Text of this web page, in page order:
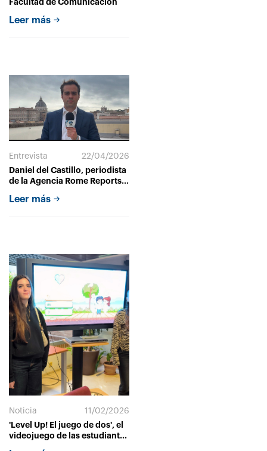
Facultad de Comunicación
Leer más
Entrevista
22/04/2026
Daniel del Castillo, periodista
de la Agencia Rome Reports:
un nicho muy desconocido”
Leer más
Noticia
11/02/2026
'Level Up! El juego de dos', el
videojuego de las estudiantes